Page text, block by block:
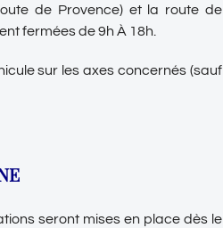
de Provence) et la route de
fermées de 9h À 18h.
sur les axes concernés (sauf
seront mises en place dès le